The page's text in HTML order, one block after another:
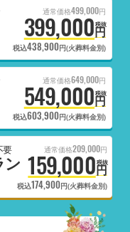
通常価格499,000円
399,000円
税抜
税込438,900円(火葬料金別)
通常価格649,000円
549,000円
税抜
税込603,900円(火葬料金別)
要
ン
通常価格209,000円
159,000円
税抜
税込174,900円(火葬料金別)